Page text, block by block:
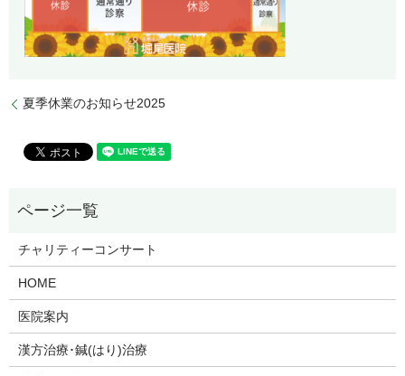
夏季休業のお知らせ2025
チャリティーコンサート
HOME
医院案内
漢方治療･鍼(はり)治療